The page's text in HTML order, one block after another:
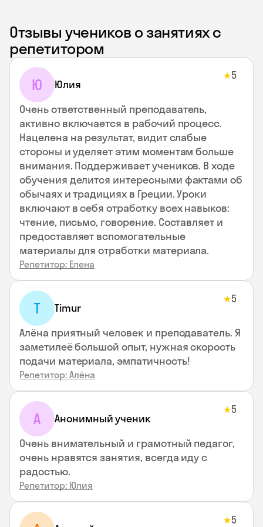
Отзывы учеников о занятиях с
репетитором
Ю Юлия
★5
Очень ответственный преподаватель,
активно включается в рабочий процесс.
Нацелена на результат, видит слабые
стороны и уделяет этим моментам больше
внимания. Поддерживает учеников. В ходе
обучения делится интересными фактами об
обычаях и традициях в Греции. Уроки
включают в себя отработку всех навыков:
чтение, письмо, говорение. Составляет и
предоставляет вспомогательные
материалы для отработки материала.
Репетитор: Елена
T Timur
★5
Алёна приятный человек и преподаватель. Я
заметилеё большой опыт, нужная скорость
подачи материала, эмпатичность!
Репетитор: Алёна
А Анонимный ученик
★5
Очень внимательный и грамотный педагог,
очень нравятся занятия, всегда иду с
радостью.
Репетитор: Юлия
★5